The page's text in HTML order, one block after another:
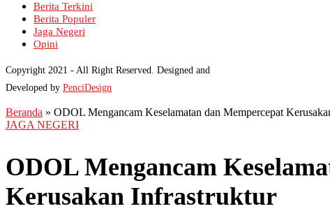
Berita Terkini
Berita Populer
Jaga Negeri
Opini
Copyright 2021 - All Right Reserved. Designed and
Developed by PenciDesign
Beranda » ODOL Mengancam Keselamatan dan Mempercepat
JAGA NEGERI
ODOL Mengancam
Kerusakan Infrastruktur